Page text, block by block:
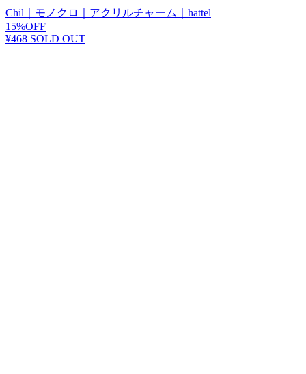
Chil｜モノクロ｜アクリルチャーム｜hattel
15%OFF
¥468 SOLD OUT